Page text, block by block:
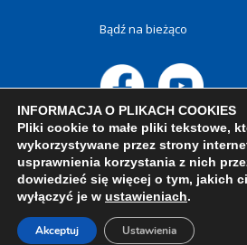
Bądź na bieżąco
INFORMACJA O PLIKACH COOKIES
Pliki cookie to małe pliki tekstowe,
wykorzystywane przez strony
usprawnienia korzystania z nich
dowiedzieć się więcej o tym, jakich
wyłączyć je w ustawieniach.
Akceptuj Ustawienia